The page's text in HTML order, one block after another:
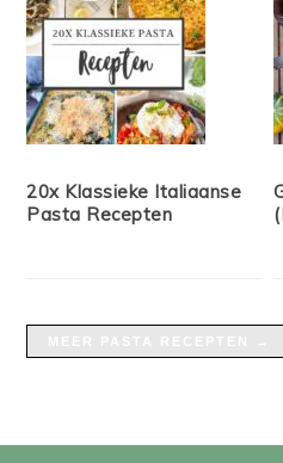
20x Klassieke Italiaanse
Pasta Recepten